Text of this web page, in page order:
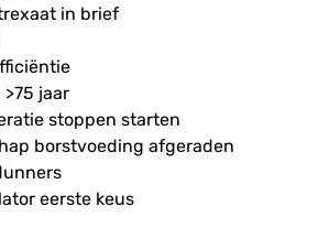
in brief
>75 jaar
stoppen starten
borstvoeding afgeraden
eerste keus